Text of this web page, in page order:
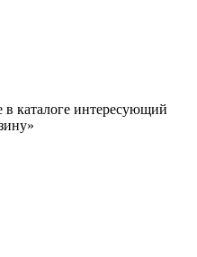
в каталоге интересующий